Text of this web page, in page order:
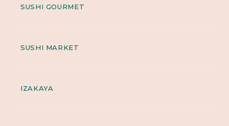
SUSHI GOURMET
SUSHI MARKET
IZAKAYA